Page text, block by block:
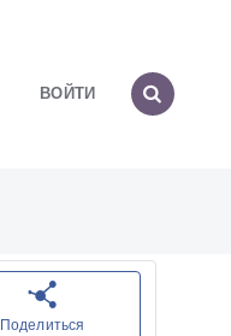
ВОЙТИ
Поделиться